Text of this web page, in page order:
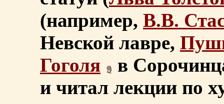
(например, В.В.
Невской лавре,
Гоголя
в
и читал лекции по